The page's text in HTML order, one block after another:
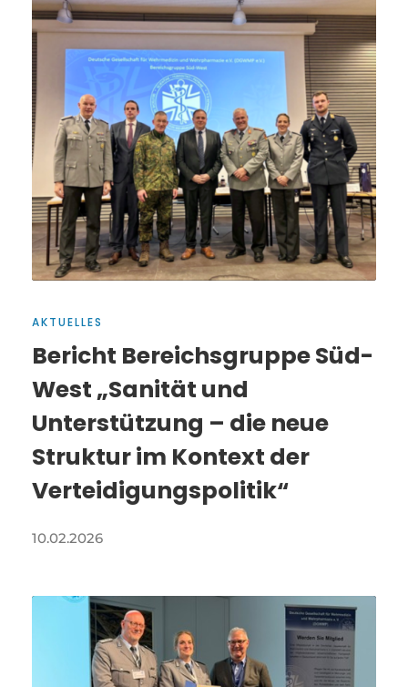
AKTUELLES
Bericht Bereichsgruppe Süd-
West „Sanität und
Unterstützung – die neue
Struktur im Kontext der
Verteidigungspolitik“
10.02.2026